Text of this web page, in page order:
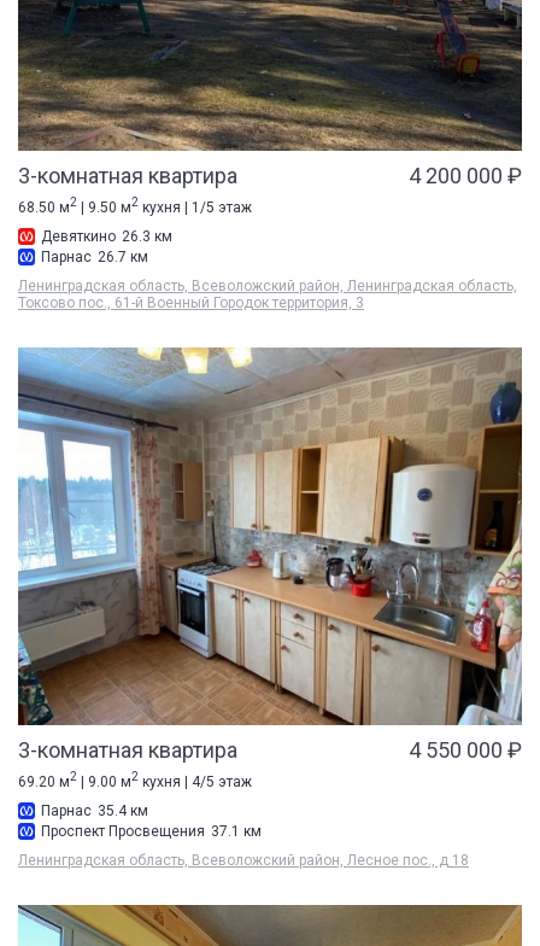
3-комнатная квартира 4 200 000 ₽
68.50 м2 | 9.50 м2 кухня | 1/5 этаж
Девяткино 26.3 км
Парнас 26.7 км
Ленинградская область, Всеволожский район, Ленинградская область,
Токсово пос., 61-й Военный Городок территория, 3
3-комнатная квартира 4 550 000 ₽
69.20 м2 | 9.00 м2 кухня | 4/5 этаж
Парнас 35.4 км
Проспект Просвещения 37.1 км
Ленинградская область, Всеволожский район, Лесное пос., д 18